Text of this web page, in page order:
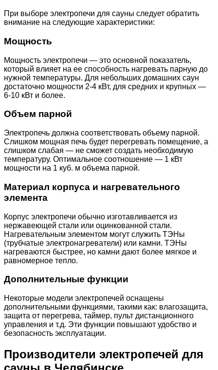
При выборе электропечи для сауны следует обратить
внимание на следующие характеристики:
Мощность
Мощность электропечи — это основной показатель,
который влияет на ее способность нагревать парную до
нужной температуры. Для небольших домашних саун
достаточно мощности 2-4 кВт, для средних и крупных —
6-10 кВт и более.
Объем парной
Электропечь должна соответствовать объему парной.
Слишком мощная печь будет перегревать помещение, а
слишком слабая — не сможет создать необходимую
температуру. Оптимальное соотношение — 1 кВт
мощности на 1 куб. м объема парной.
Материал корпуса и нагревательного
элемента
Корпус электропечи обычно изготавливается из
нержавеющей стали или оцинкованной стали.
Нагревательным элементом могут служить ТЭНы
(трубчатые электронагреватели) или камни. ТЭНы
нагреваются быстрее, но камни дают более мягкое и
равномерное тепло.
Дополнительные функции
Некоторые модели электропечей оснащены
дополнительными функциями, такими как: влагозащита,
защита от перегрева, таймер, пульт дистанционного
управления и т.д. Эти функции повышают удобство и
безопасность эксплуатации.
Производители электропечей для